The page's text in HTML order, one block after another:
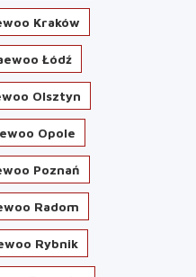
Kraków
Łódź
Olsztyn
Opole
Poznań
Radom
Rybnik